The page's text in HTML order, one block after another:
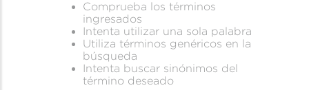
Comprueba los términos
ingresados
Intenta utilizar una sola palabra
Utiliza términos genéricos en la
búsqueda
Intenta buscar sinónimos del
término deseado